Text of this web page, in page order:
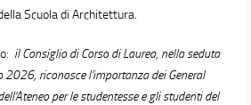
Scuola di Architettura.
il Consiglio di Corso di Laurea, nella seduta
riconosce l'importanza dei General
per le studentesse e gli studenti del